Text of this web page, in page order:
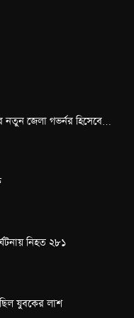
নতুন জেলা গভর্নর হিসেবে…
নিহত ২৮১
ছিল যুবকের লাশ